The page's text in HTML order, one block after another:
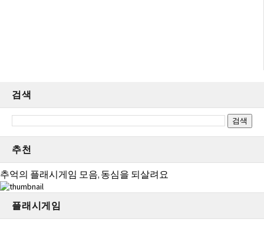
검색
추천
추억의 플래시게임 모음, 동심을 되살려요
플래시게임